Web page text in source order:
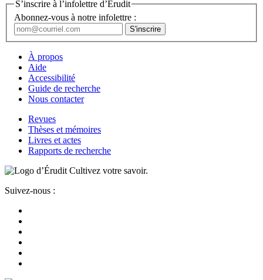
S’inscrire à l’infolettre d’Érudit
Abonnez-vous à notre infolettre :
À propos
Aide
Accessibilité
Guide de recherche
Nous contacter
Revues
Thèses et mémoires
Livres et actes
Rapports de recherche
Cultivez votre savoir.
Suivez-nous :